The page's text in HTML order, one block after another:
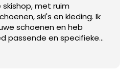
skishop, met ruim
ski's en kleding. Ik
passende en specifieke
Er werd uitgebreid de
juiste schoen te vinden.